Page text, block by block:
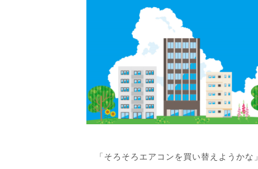
「そろそろエアコンを買い替えようか